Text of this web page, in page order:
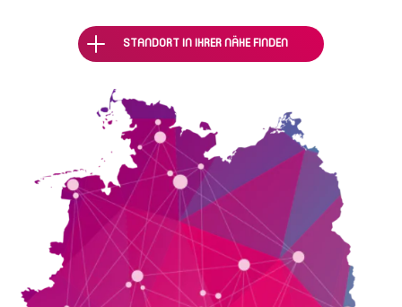
STANDORT IN IHRER NÄHE FINDEN